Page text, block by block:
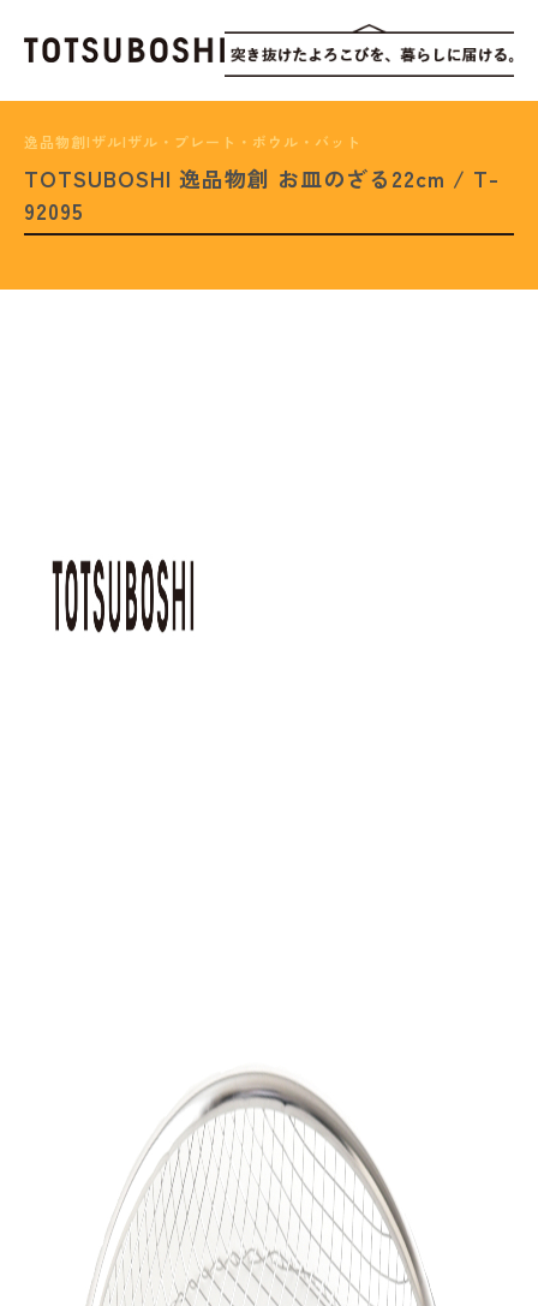
逸品物創|ザル|ザル・プレート・ボウル・バット
TOTSUBOSHI 逸品物創 お皿のざる22cm / T-
92095